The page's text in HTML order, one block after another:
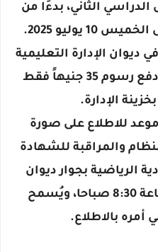
الثاني، بدءًا من
الإدارة التعليمية
التابعة لها المدرسة، مع دفع رسوم 35 جنيهاً فقط
الإدارة.
للاطلاع على صورة
والمراقبة للشهادة
الرياضية بجوار ديوان
المديرية، اعتبارًا من الساعة 8:30 صباحا، ويُسمح
أمره بالاطلاع.